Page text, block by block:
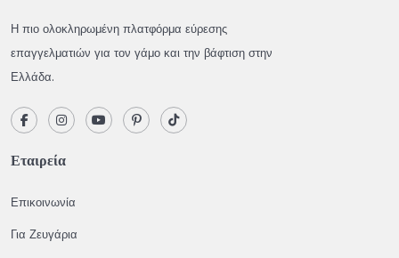
Η πιο ολοκληρωμένη πλατφόρμα εύρεσης
επαγγελματιών για τον γάμο και την βάφτιση στην
Ελλάδα.
Εταιρεία
Επικοινωνία
Για Ζευγάρια